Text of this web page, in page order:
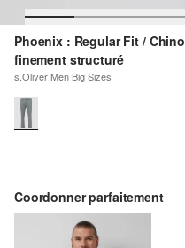
Phoenix : Regular Fit / Chino
finement structuré
s.Oliver Men Big Sizes
Coordonner parfaitement